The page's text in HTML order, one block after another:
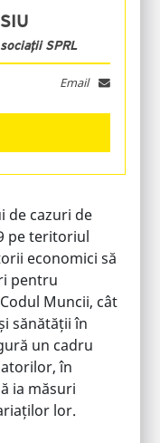
SPRL
Email
de cazuri de
pe teritoriul
economici să
pentru
Muncii, cât
sănătății în
un cadru
în
ia măsuri
lor.